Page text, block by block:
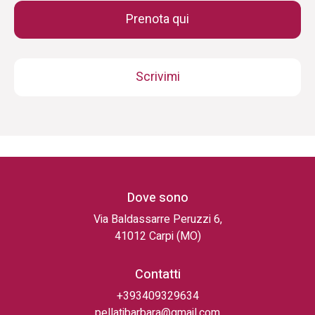
Prenota qui
Scrivimi
Dove sono
Via Baldassarre Peruzzi 6,
41012 Carpi (MO)
Contatti
+393409329634